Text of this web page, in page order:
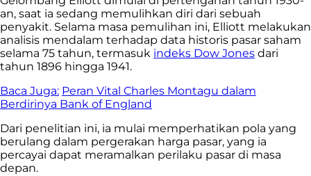
an, saat ia sedang memulihkan diri dari sebuah
penyakit. Selama masa pemulihan ini, Elliott melakukan
analisis mendalam terhadap data historis pasar saham
selama 75 tahun, termasuk indeks Dow Jones dari
tahun 1896 hingga 1941.
Baca Juga: Peran Vital Charles Montagu dalam
Berdirinya Bank of England
Dari penelitian ini, ia mulai memperhatikan pola yang
berulang dalam pergerakan harga pasar, yang ia
percayai dapat meramalkan perilaku pasar di masa
depan.